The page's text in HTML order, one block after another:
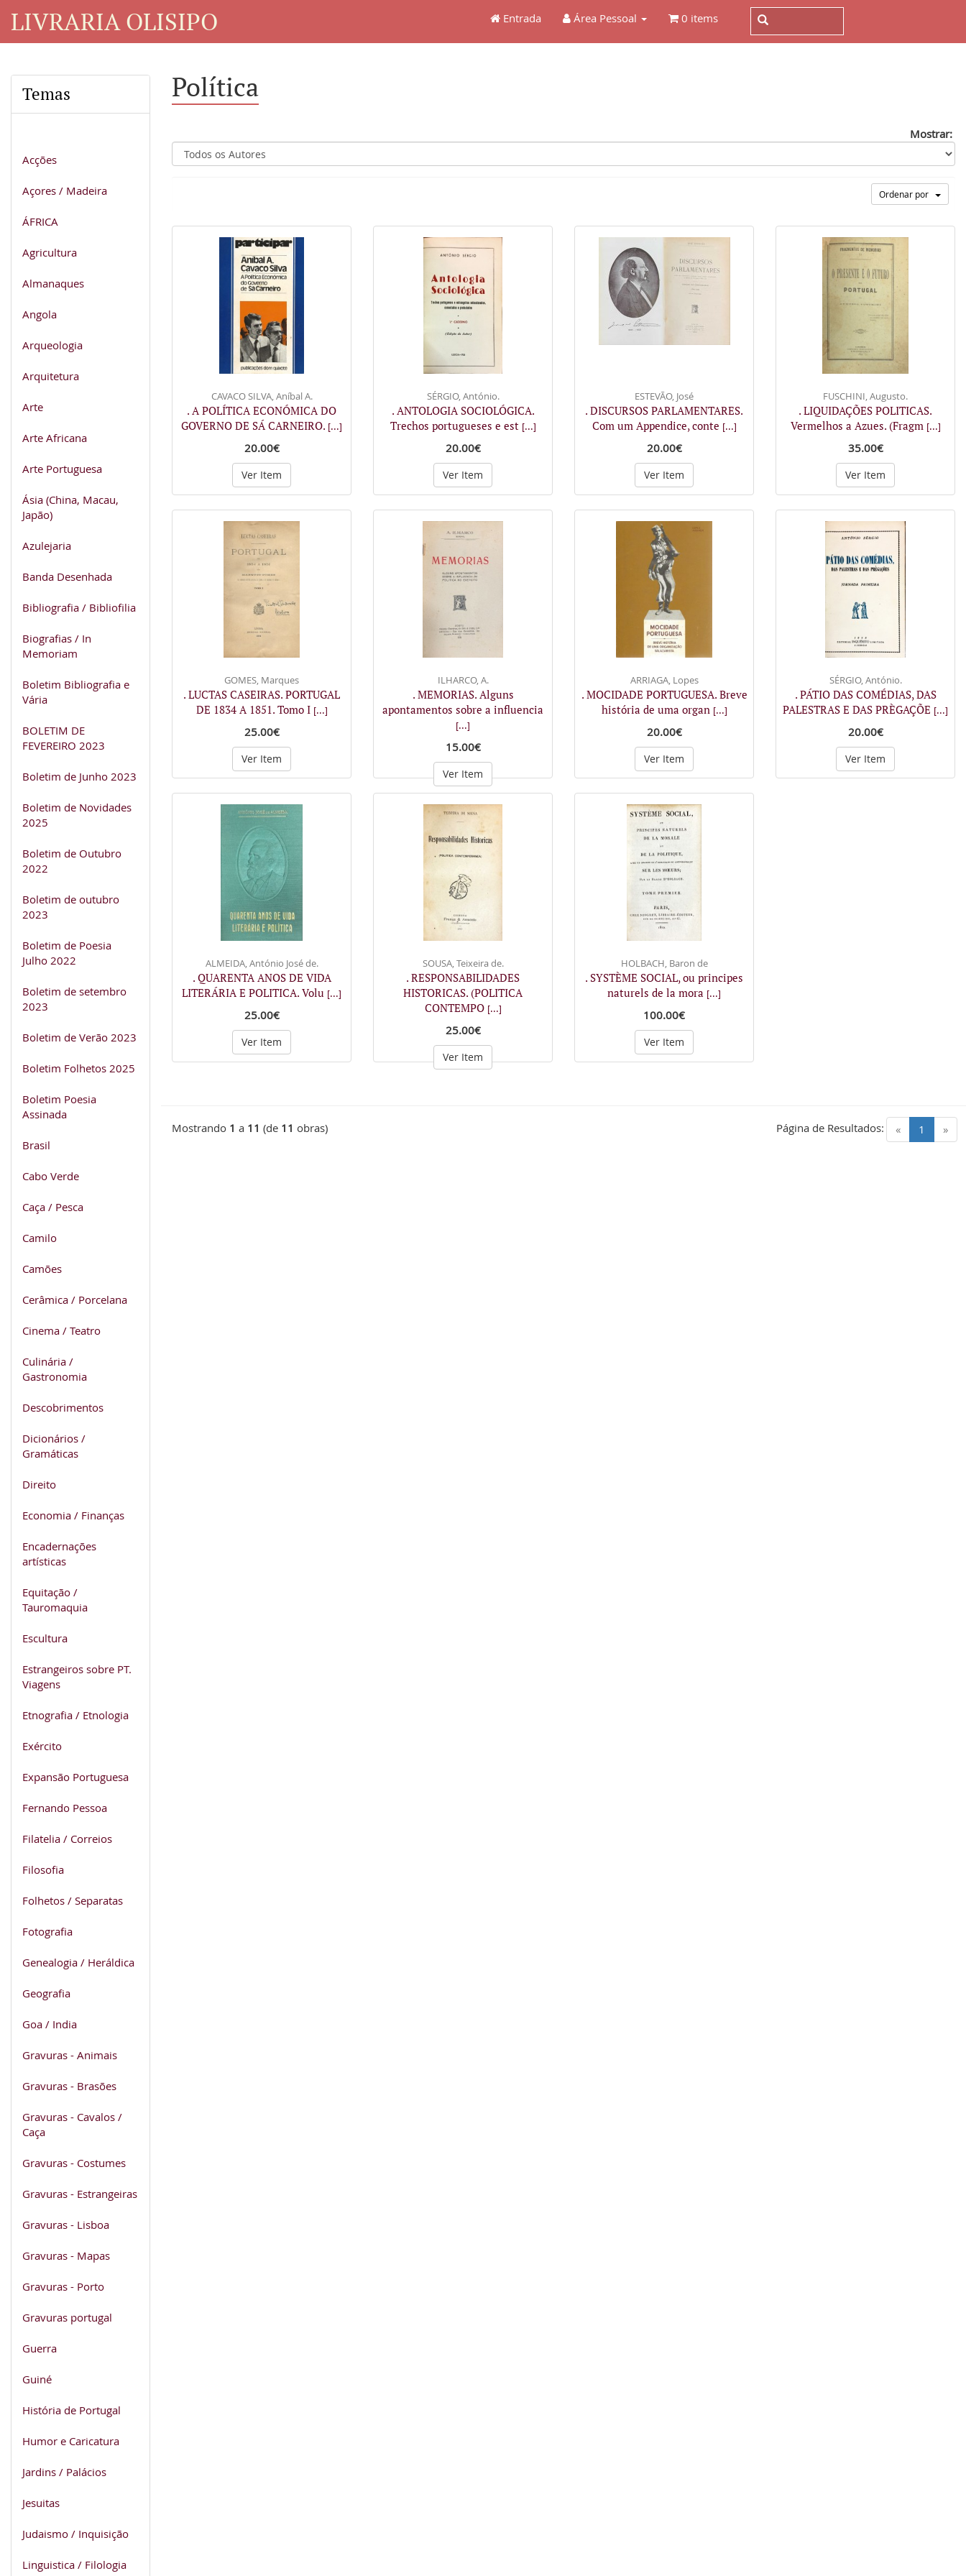
LIVRARIA OLISIPO Entrada Área Pessoal 0 items
Temas
Acções
Açores / Madeira
ÁFRICA
Agricultura
Almanaques
Angola
Arqueologia
Arquitetura
Arte
Arte Africana
Arte Portuguesa
Ásia (China, Macau,
Japão)
Azulejaria
Banda Desenhada
Bibliografia / Bibliofilia
Biografias / In
Memoriam
Boletim Bibliografia e
Vária
BOLETIM DE
FEVEREIRO 2023
Boletim de Junho 2023
Boletim de Novidades
2025
Boletim de Outubro
2022
Boletim de outubro
2023
Boletim de Poesia
Julho 2022
Boletim de setembro
2023
Boletim de Verão 2023
Boletim Folhetos 2025
Boletim Poesia
Assinada
Brasil
Cabo Verde
Caça / Pesca
Camilo
Camões
Cerâmica / Porcelana
Cinema / Teatro
Culinária /
Gastronomia
Descobrimentos
Dicionários /
Gramáticas
Direito
Economia / Finanças
Encadernações
artísticas
Equitação /
Tauromaquia
Escultura
Estrangeiros sobre PT.
Viagens
Etnografia / Etnologia
Exército
Expansão Portuguesa
Fernando Pessoa
Filatelia / Correios
Filosofia
Folhetos / Separatas
Fotografia
Genealogia / Heráldica
Geografia
Goa / India
Gravuras - Animais
Gravuras - Brasões
Gravuras - Cavalos /
Caça
Gravuras - Costumes
Gravuras - Estrangeiras
Gravuras - Lisboa
Gravuras - Mapas
Gravuras - Porto
Gravuras portugal
Guerra
Guiné
História de Portugal
Humor e Caricatura
Jardins / Palácios
Jesuitas
Judaismo / Inquisição
Linguistica / Filologia
Política
Mostrar:
Ordenar por
CAVACO SILVA, Aníbal A.
. A POLÍTICA ECONÓMICA DO
GOVERNO DE SÁ CARNEIRO. [...]
20.00€
Ver Item
SÉRGIO, António.
. ANTOLOGIA SOCIOLÓGICA.
Trechos portugueses e est [...]
20.00€
Ver Item
ESTEVÃO, José
. DISCURSOS PARLAMENTARES.
Com um Appendice, conte [...]
20.00€
Ver Item
FUSCHINI, Augusto.
. LIQUIDAÇÕES POLITICAS.
Vermelhos a Azues. (Fragm [...]
35.00€
Ver Item
GOMES, Marques
. LUCTAS CASEIRAS. PORTUGAL
DE 1834 A 1851. Tomo I [...]
25.00€
Ver Item
ILHARCO, A.
. MEMORIAS. Alguns
apontamentos sobre a influencia
[...]
15.00€
Ver Item
ARRIAGA, Lopes
. MOCIDADE PORTUGUESA. Breve
história de uma organ [...]
20.00€
Ver Item
SÉRGIO, António.
. PÁTIO DAS COMÉDIAS, DAS
PALESTRAS E DAS PRÈGAÇÕE [...]
20.00€
Ver Item
ALMEIDA, António José de.
. QUARENTA ANOS DE VIDA
LITERÁRIA E POLITICA. Volu [...]
25.00€
Ver Item
SOUSA, Teixeira de.
. RESPONSABILIDADES
HISTORICAS. (POLITICA
CONTEMPO [...]
25.00€
Ver Item
HOLBACH, Baron de
. SYSTÈME SOCIAL, ou principes
naturels de la mora [...]
100.00€
Ver Item
Mostrando 1 a 11 (de 11 obras) « 1 (current)
»
Página de Resultados: